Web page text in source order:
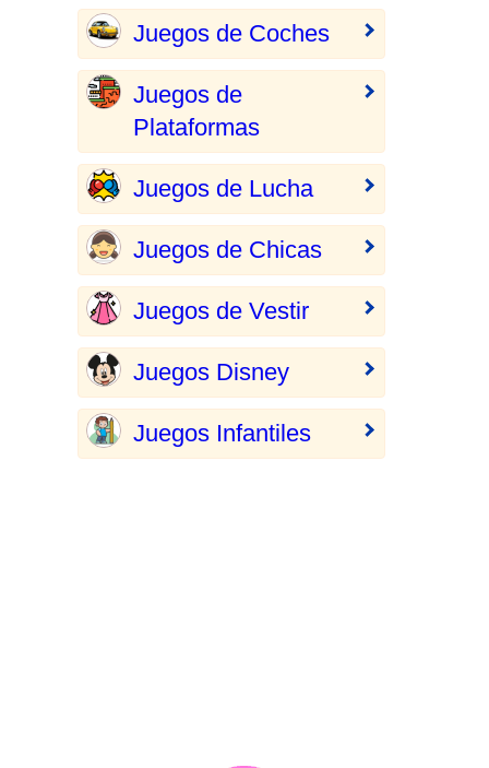
Juegos de Coches
Juegos de
Plataformas
Juegos de Lucha
Juegos de Chicas
Juegos de Vestir
Juegos Disney
Juegos Infantiles